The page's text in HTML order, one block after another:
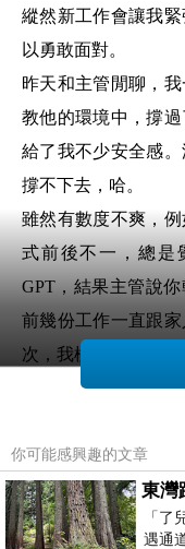
縱然新工作會讓我
以勇敢面對。
昨天和主管閒聊，
教他的環境中，撐
給了我不少安全感
撐不下去，哈。
雖然有數度不爽，
式前後不一，總是
GPT，結果主管說
前幾份工作一直跟
次，我極少和他人談
昨天突然有一刻，
重，都可以放下(得道
謝謝這次勇敢的我
題，不管未來如何
你可能感興趣的文章
東灣
「
遇通